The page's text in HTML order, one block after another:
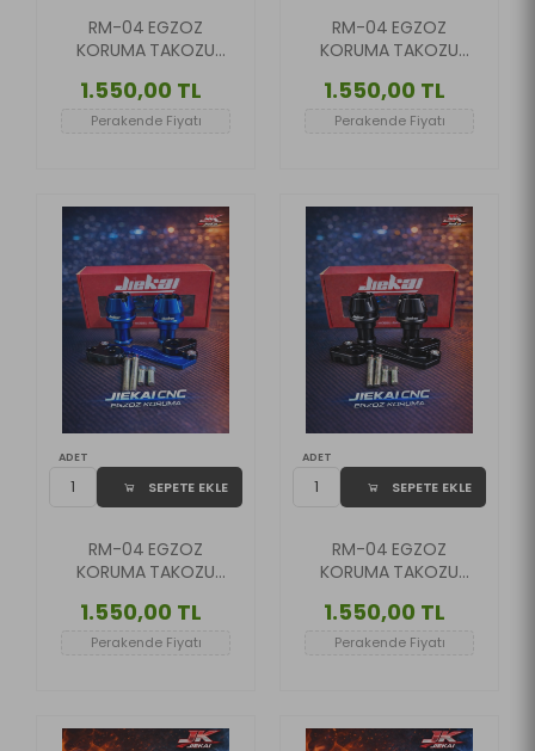
RM-04 EGZOZ
KORUMA TAKOZU
RENK
1.550,00 TL
Perakende Fiyatı
RM-04 EGZOZ
KORUMA TAKOZU
RENK
1.550,00 TL
Perakende Fiyatı
ADET
SEPETE EKLE
RM-04 EGZOZ
KORUMA TAKOZU
RENK
1.550,00 TL
Perakende Fiyatı
ADET
SEPETE EKLE
RM-04 EGZOZ
KORUMA TAKOZU
RENK
1.550,00 TL
Perakende Fiyatı